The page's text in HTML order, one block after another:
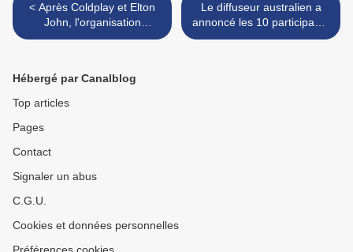
< Après Coldplay et Elton
John, l'organisation
israélienne serait en
Le diffuseur australien a
annoncé les 10 participants
>
Hébergé par Canalblog
Top articles
Pages
Contact
Signaler un abus
C.G.U.
Cookies et données personnelles